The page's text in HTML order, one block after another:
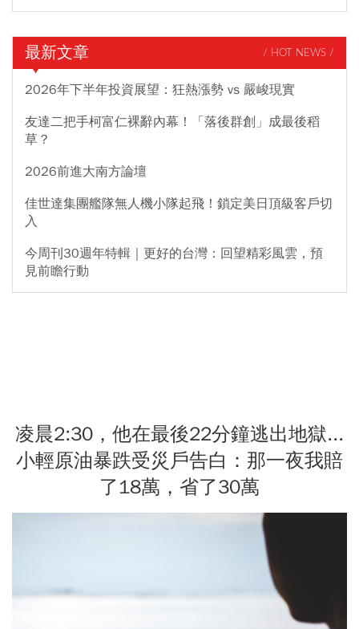
最新文章 / HOT NEWS /
2026年下半年投資展望：狂熱漲勢 vs 嚴峻現實
友達二把手柯富仁裸辭內幕！「落後群創」成最後稻
草？
2026前進大南方論壇
佳世達集團艦隊無人機小隊起飛！鎖定美日頂級客戶切
入
今周刊30週年特輯｜更好的台灣：回望精彩風雲，預
見前瞻行動
凌晨2:30，他在最後22分鐘逃出地獄...
小輕原油暴跌受災戶告白：那一夜我賠
了18萬，省了30萬